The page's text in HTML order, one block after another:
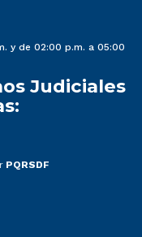
y de 02:00 p.m. a 05:00
Judiciales
PQRSDF